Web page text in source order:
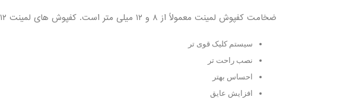
ضخامت کفپوش لمینت معمولاً از ۸ و ۱۲ میلی متر است. کفپوش های لمینت ۱۲ میلی متری در حال افزایش محبوبیت هستند. کف ضخیم تر این مزایای بزرگ را ارائه میدهد:
سیستم کلیک قوی تر
نصب راحت تر
احساس بهتر
افزایش عایق